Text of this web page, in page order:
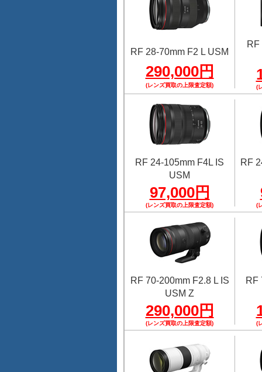
RF 28-70mm F2 L USM
290,000円
(レンズ買取の上限査定額)
RF
(
RF 24-105mm F4L IS
USM
97,000円
(レンズ買取の上限査定額)
RF
(
RF 70-200mm F2.8 L IS
USM Z
290,000円
(レンズ買取の上限査定額)
RF
(